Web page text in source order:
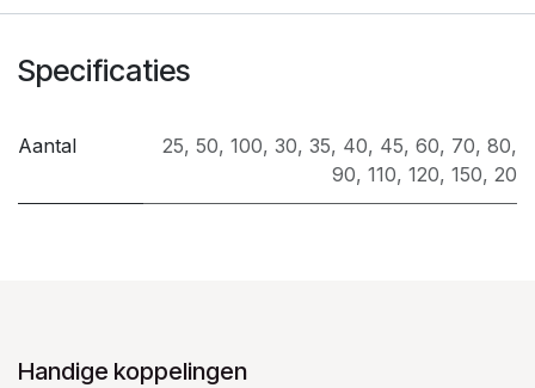
Specificaties
Aantal 25, 50, 100, 30, 35, 40, 45, 60, 70, 80,
90, 110, 120, 150, 20
Handige koppelingen